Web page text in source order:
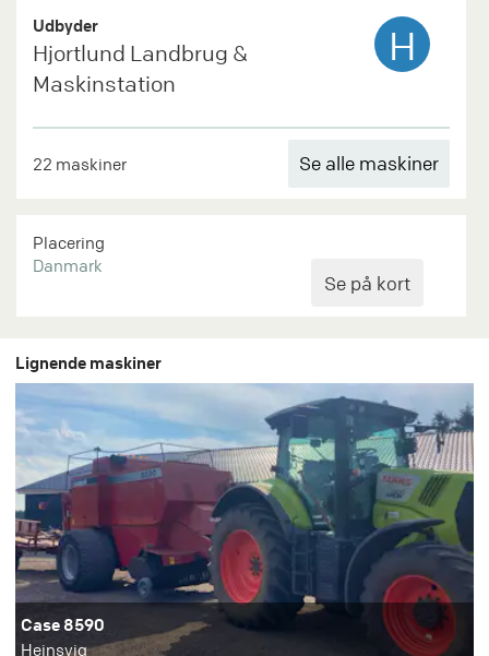
Udbyder
Hjortlund Landbrug &
Maskinstation
H
22 maskiner Se alle maskiner
Placering
Danmark
Lignende maskiner
Case 8590
Hejnsvig